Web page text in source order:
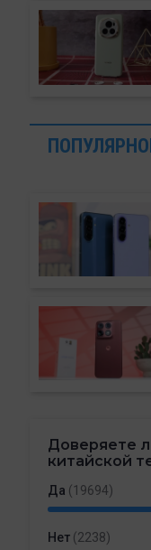
Доверяете
китайской
Да (19694)
Нет (2238)